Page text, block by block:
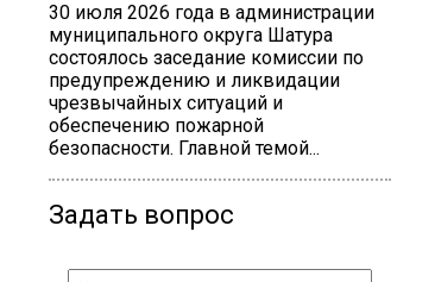
30 июля 2026 года в администрации
муниципального округа Шатура
состоялось заседание комиссии по
предупреждению и ликвидации
чрезвычайных ситуаций и
обеспечению пожарной
безопасности. Главной темой...
Задать вопрос